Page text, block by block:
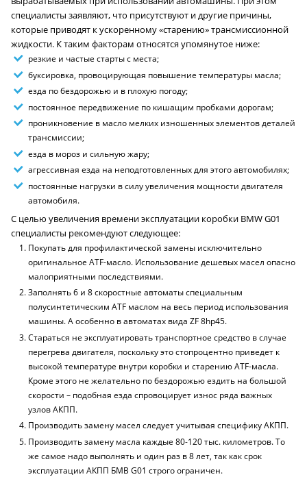
специалисты заявляют, что присутствуют и другие причины,
которые приводят к ускоренному «старению» трансмиссионной
жидкости. К таким факторам относятся упомянутое ниже:
резкие и частые старты с места;
буксировка, провоцирующая повышение температуры масла;
езда по бездорожью и в плохую погоду;
постоянное передвижение по кишащим пробками дорогам;
проникновение в масло мелких изношенных элементов деталей
трансмиссии;
езда в мороз и сильную жару;
агрессивная езда на неподготовленных для этого автомобилях;
постоянные нагрузки в силу увеличения мощности двигателя
автомобиля.
С целью увеличения времени эксплуатации коробки BMW G01
специалисты рекомендуют следующее:
Покупать для профилактической замены исключительно
оригинальное ATF-масло. Использование дешевых масел опасно
малоприятными последствиями.
Заполнять 6 и 8 скоростные автоматы специальным
полусинтетическим ATF маслом на весь период использования
машины. А особенно в автоматах вида ZF 8hp45.
Стараться не эксплуатировать транспортное средство в случае
перегрева двигателя, поскольку это стопроцентно приведет к
высокой температуре внутри коробки и старению ATF-масла.
Кроме этого не желательно по бездорожью ездить на большой
скорости – подобная езда спровоцирует износ ряда важных
узлов АКПП.
Производить замену масел следует учитывая специфику АКПП.
Производить замену масла каждые 80-120 тыс. километров. То
же самое надо выполнять и один раз в 8 лет, так как срок
эксплуатации АКПП БМВ G01 строго ограничен.